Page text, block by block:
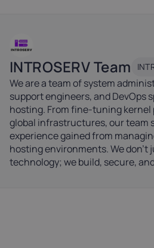
INTROSERV Team
We are a team of system
support engineers, and DevOps
hosting. From fine-tuning
global infrastructures, our team
experience gained from
hosting environments. We don't
technology; we build, secure,